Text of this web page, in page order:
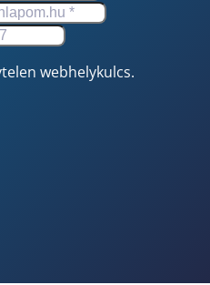
webhelykulcs.